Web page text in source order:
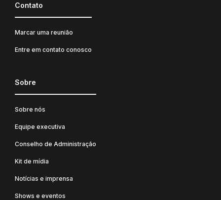
Contato
Marcar uma reunião
Entre em contato conosco
Sobre
Sobre nós
Equipe executiva
Conselho de Administração
Kit de mídia
Notícias e imprensa
Shows e eventos